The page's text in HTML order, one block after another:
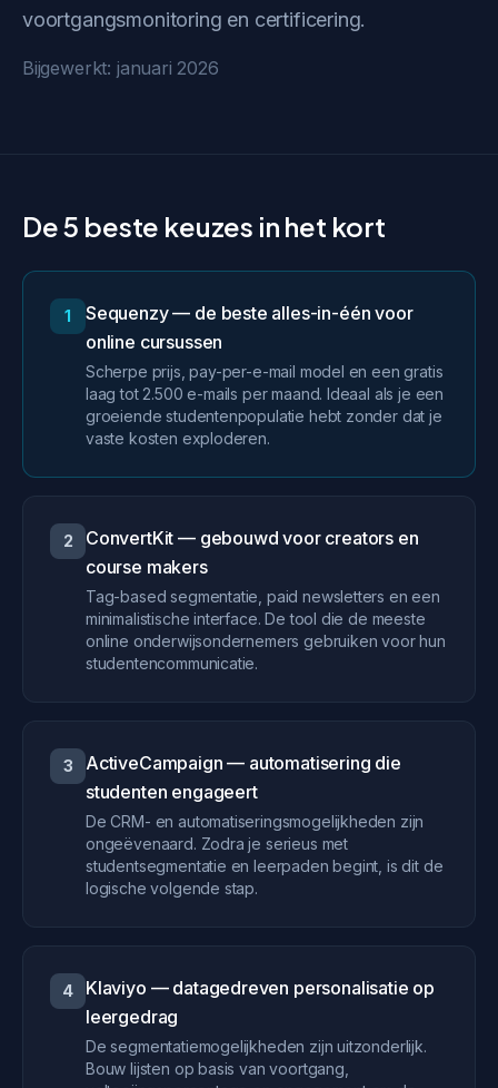
voortgangsmonitoring en certificering.
Bijgewerkt: januari 2026
De 5 beste keuzes in het kort
1
Sequenzy — de beste alles-in-één voor
online cursussen
Scherpe prijs, pay-per-e-mail model en een gratis
laag tot 2.500 e-mails per maand. Ideaal als je een
groeiende studentenpopulatie hebt zonder dat je
vaste kosten exploderen.
2
ConvertKit — gebouwd voor creators en
course makers
Tag-based segmentatie, paid newsletters en een
minimalistische interface. De tool die de meeste
online onderwijsondernemers gebruiken voor hun
studentencommunicatie.
3
ActiveCampaign — automatisering die
studenten engageert
De CRM- en automatiseringsmogelijkheden zijn
ongeëvenaard. Zodra je serieus met
studentsegmentatie en leerpaden begint, is dit de
logische volgende stap.
4
Klaviyo — datagedreven personalisatie op
leergedrag
De segmentatiemogelijkheden zijn uitzonderlijk.
Bouw lijsten op basis van voortgang,